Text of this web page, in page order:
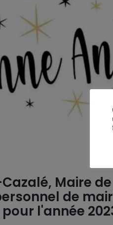
Maire
de
l'année